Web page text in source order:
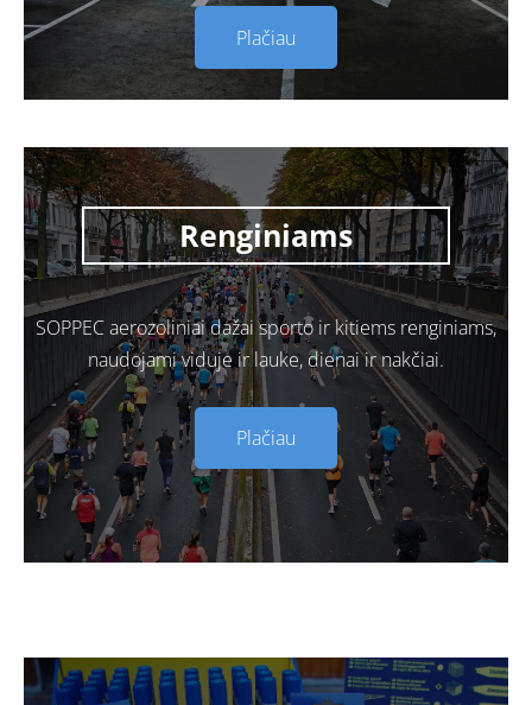
Plačiau
Renginiams
SOPPEC aerozoliniai dažai sporto ir kitiems renginiams,
naudojami viduje ir lauke, dienai ir nakčiai.
Plačiau